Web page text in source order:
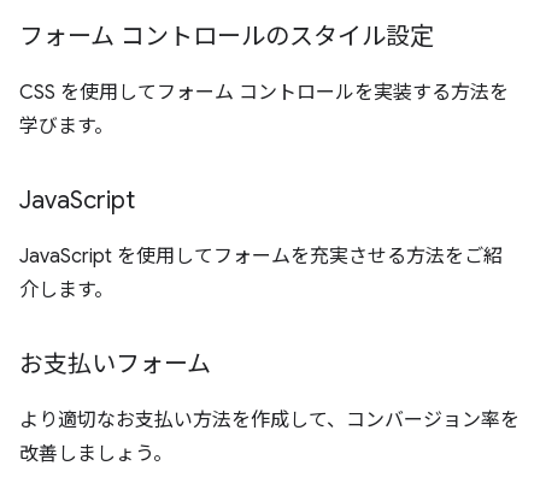
フォーム コントロールのスタイル設定
CSS を使用してフォーム コントロールを実装する方法を
学びます。
JavaScript
JavaScript を使用してフォームを充実させる方法をご紹
介します。
お支払いフォーム
より適切なお支払い方法を作成して、コンバージョン率を
改善しましょう。